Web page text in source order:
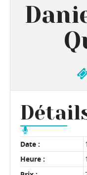
Date :
Heure :